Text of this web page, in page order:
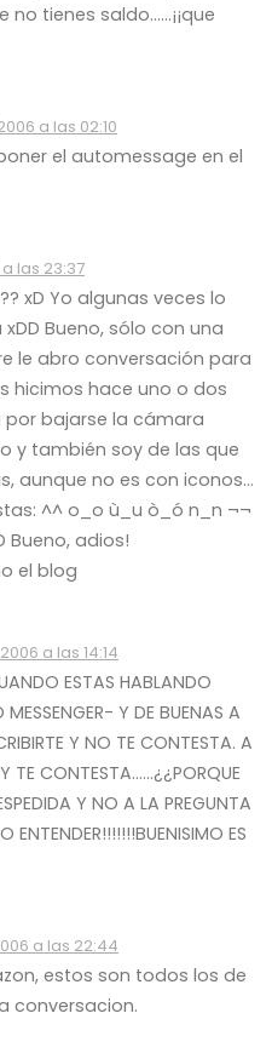
tienes saldo……¡¡que
a las 02:10
el automessage en el
las 23:37
xD Yo algunas veces lo
Bueno, sólo con una
le abro conversación para
hicimos hace uno o dos
por bajarse la cámara
y también soy de las que
aunque no es con iconos…
^^ o_o ù_u ò_ó n_n ¬¬
Bueno, adios!
el blog
a las 14:14
ESTAS HABLANDO
Y DE BUENAS A
Y NO TE CONTESTA. A
TE CONTESTA……¿¿PORQUE
Y NO A LA PREGUNTA
ENTENDER!!!!!!!BUENISIMO ES
a las 22:44
estos son todos los de
conversacion.